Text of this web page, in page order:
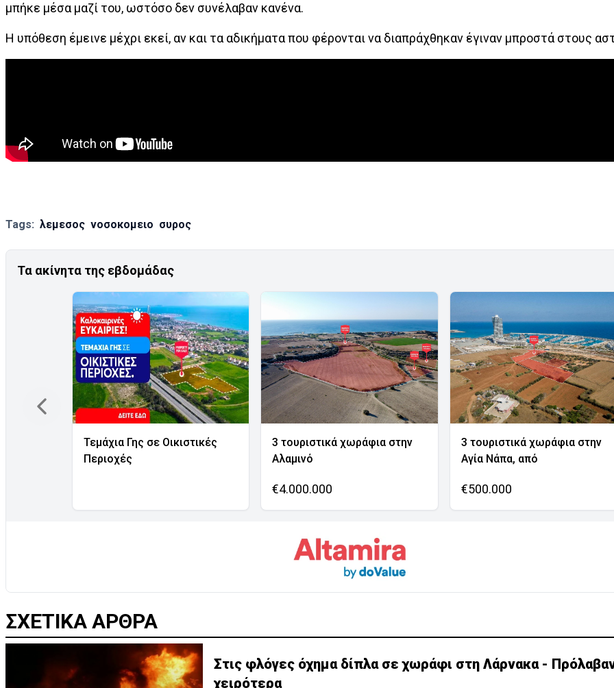
μπήκε μέσα μαζί του, ωστόσο δεν συνέλαβαν κανένα.
Η υπόθεση έμεινε μέχρι εκεί, αν και τα αδικήματα που φέρονται να διαπράχθηκαν έγιναν μπροστά στους
Tags: λεμεσος νοσοκομειο συρος
Τα ακίνητα της εβδομάδας
Τεμάχια Γης σε Οικιστικές
Περιοχές
3 τουριστικά χωράφια στην
Αλαμινό
€4.000.000
3 τουριστικά χωράφια στην
Αγία Νάπα, από
€500.000
ΣΧΕΤΙΚΑ ΑΡΘΡΑ
Στις φλόγες όχημα δίπλα σε χωράφι στη Λάρνακα - Πρόλαβαν τα
χειρότερα